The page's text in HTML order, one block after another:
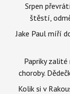
Srpen
štěstí,
Jake Paul míří
Papriky
choroby.
Kolik si v